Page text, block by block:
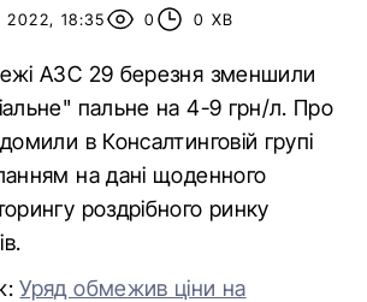
18:35 0 0 ХВ
АЗС 29 березня зменшили
пальне на 4-9 грн/л. Про
в Консалтинговій групі
на дані щоденного
роздрібного ринку
Уряд обмежив ціни на